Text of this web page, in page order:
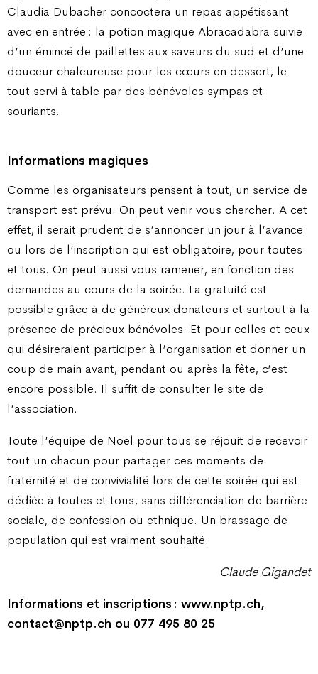
Claudia Dubacher concoctera un repas appétissant
avec en entrée : la potion magique Abracadabra suivie
d’un émincé de paillettes aux saveurs du sud et d’une
douceur chaleureuse pour les cœurs en dessert, le
tout servi à table par des bénévoles sympas et
souriants.
Informations magiques
Comme les organisateurs pensent à tout, un service de
transport est prévu. On peut venir vous chercher. A cet
effet, il serait prudent de s’annoncer un jour à l’avance
ou lors de l’inscription qui est obligatoire, pour toutes
et tous. On peut aussi vous ramener, en fonction des
demandes au cours de la soirée. La gratuité est
possible grâce à de généreux donateurs et surtout à la
présence de précieux bénévoles. Et pour celles et ceux
qui désireraient participer à l’organisation et donner un
coup de main avant, pendant ou après la fête, c’est
encore possible. Il suffit de consulter le site de
l’association.
Toute l’équipe de Noël pour tous se réjouit de recevoir
tout un chacun pour partager ces moments de
fraternité et de convivialité lors de cette soirée qui est
dédiée à toutes et tous, sans différenciation de barrière
sociale, de confession ou ethnique. Un brassage de
population qui est vraiment souhaité.
Claude Gigandet
Informations et inscriptions : www.nptp.ch,
contact@nptp.ch ou 077 495 80 25